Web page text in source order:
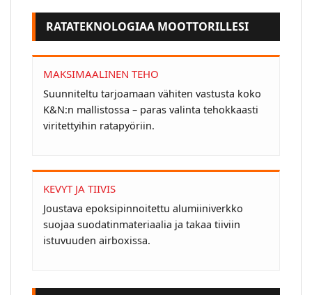
RATATEKNOLOGIAA MOOTTORILLESI
MAKSIMAALINEN TEHO
Suunniteltu tarjoamaan vähiten vastusta koko
K&N:n mallistossa – paras valinta tehokkaasti
viritettyihin ratapyöriin.
KEVYT JA TIIVIS
Joustava epoksipinnoitettu alumiiniverkko
suojaa suodatinmateriaalia ja takaa tiiviin
istuvuuden airboxissa.